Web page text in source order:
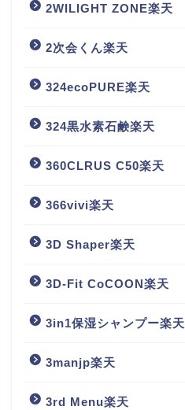
2WILIGHT ZONE楽天
2次会くん楽天
324ecoPURE楽天
324黒水素石鹸楽天
360CLRUS C50楽天
366vivi楽天
3D Shaper楽天
3D-Fit CoCOON楽天
3in1保湿シャンプー楽天
3manjp楽天
3rd Menu楽天